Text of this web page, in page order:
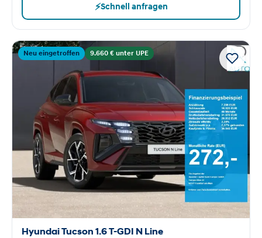
⚡Schnell anfragen
Neu eingetroffen 9.660 € unter UPE
Hyundai Tucson 1.6 T-GDI N Line